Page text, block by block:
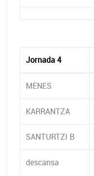
Jornada 4
MENES
KARRANTZA
SANTURTZI B
descansa